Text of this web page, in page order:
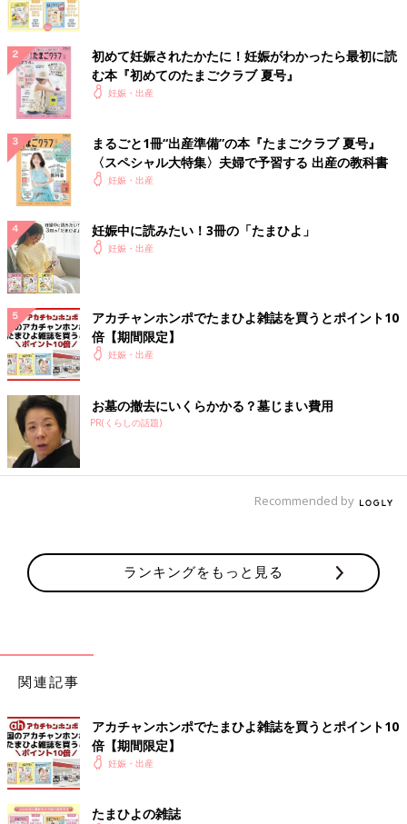
初めて妊娠されたかたに！妊娠がわかったら最初に読
む本『初めてのたまごクラブ 夏号』
妊娠・出産
まるごと1冊“出産準備”の本『たまごクラブ 夏号』
〈スペシャル大特集〉夫婦で予習する 出産の教科書
妊娠・出産
妊娠中に読みたい！3冊の「たまひよ」
妊娠・出産
アカチャンホンポでたまひよ雑誌を買うとポイント10
倍【期間限定】
妊娠・出産
お墓の撤去にいくらかかる？墓じまい費用
PR(くらしの話題)
Recommended by
ランキングをもっと見る
関連記事
アカチャンホンポでたまひよ雑誌を買うとポイント10
倍【期間限定】
妊娠・出産
たまひよの雑誌